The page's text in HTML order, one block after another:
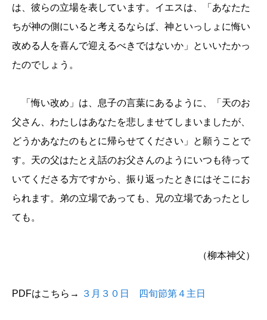
は、彼らの立場を表しています。イエスは、「あなたた
ちが神の側にいると考えるならば、神といっしょに悔い
改める人を喜んで迎えるべきではないか」といいたかっ
たのでしょう。
「悔い改め」は、息子の言葉にあるように、「天のお
父さん、わたしはあなたを悲しませてしまいましたが、
どうかあなたのもとに帰らせてください」と願うことで
す。天の父はたとえ話のお父さんのようにいつも待って
いてくださる方ですから、振り返ったときにはそこにお
られます。弟の立場であっても、兄の立場であったとし
ても。
（柳本神父）
PDFはこちら→ ３月３０日 四旬節第４主日